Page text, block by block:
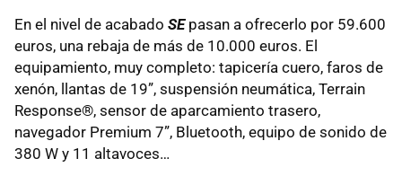
En el nivel de acabado SEpasan a ofrecerlo por 59.600
euros, una rebaja de más de 10.000 euros. El
equipamiento, muy completo: tapicería cuero, faros de
xenón, llantas de 19”, suspensión neumática, Terrain
Response®, sensor de aparcamiento trasero,
navegador Premium 7”, Bluetooth, equipo de sonido de
380 W y 11 altavoces…